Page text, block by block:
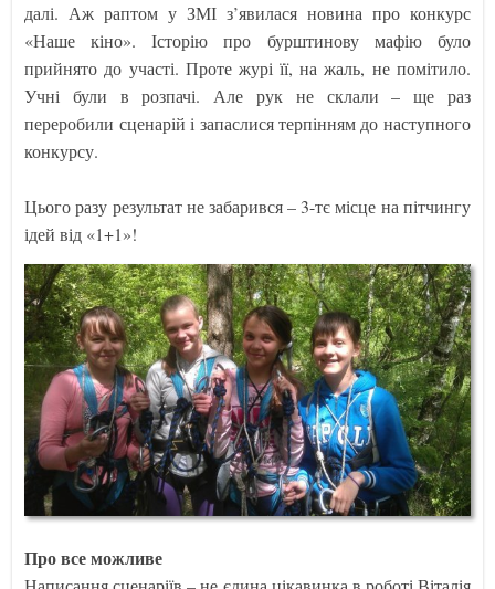
далі. Аж раптом у ЗМІ з’явилася новина про конкурс
«Наше кіно». Історію про бурштинову мафію було
прийнято до участі. Проте журі її, на жаль, не помітило.
Учні були в розпачі. Але рук не склали – ще раз
переробили сценарій і запаслися терпінням до наступного
конкурсу.
Цього разу результат не забарився – 3-тє місце на пітчингу
ідей від «1+1»!
Про все можливе